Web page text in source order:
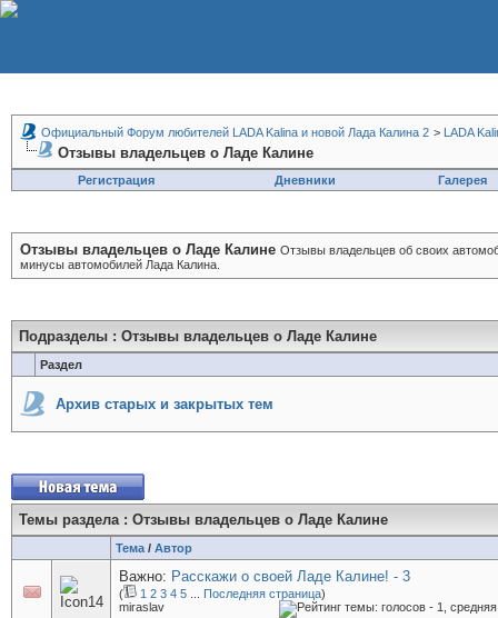
Официальный Форум любителей LADA Kalina и новой Лада Калина 2 > LADA
Отзывы владельцев о Ладе Калине
Регистрация Дневники Галерея
Отзывы владельцев о Ладе Калине Отзывы владельцев об своих
минусы автомобилей Лада Калина.
Подразделы : Отзывы владельцев о Ладе Калине
Раздел
Архив старых и закрытых тем
Темы раздела: Отзывы владельцев о Ладе Калине
Тема / Автор
Важно: Расскажи о своей Ладе Калине! - 3
( 1 2 3 4 5 Последняя страница)
miraslav